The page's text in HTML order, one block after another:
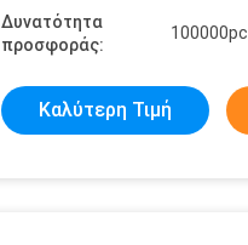
Δυνατότητα
προσφοράς:
Καλύτερη Τιμή